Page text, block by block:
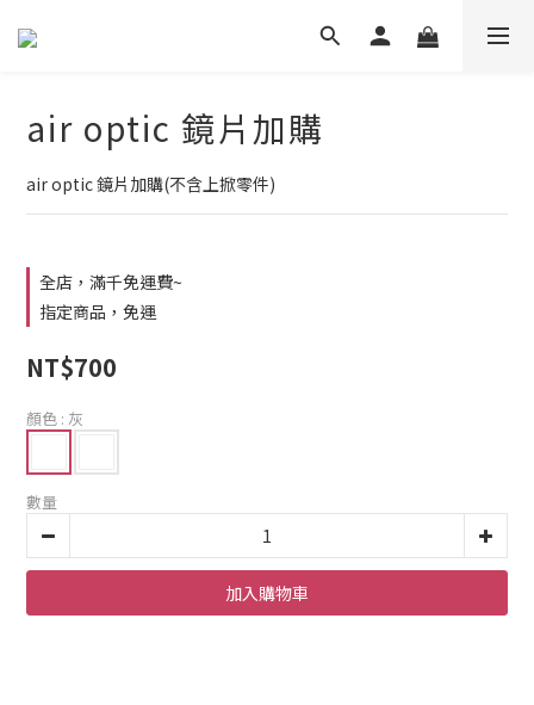
air optic 鏡片加購
air optic 鏡片加購(不含上掀零件)
全店，滿千免運費~
指定商品，免運
NT$700
顏色 : 灰
數量
加入購物車